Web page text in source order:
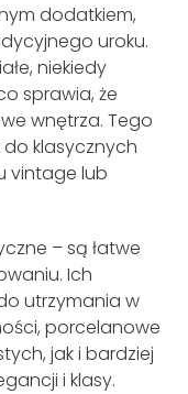
dodatkiem,
uroku.
niekiedy
sprawia, że
wnętrza. Tego
klasycznych
vintage lub
– są łatwe
Ich
utrzymania w
porcelanowe
jak i bardziej
i klasy.